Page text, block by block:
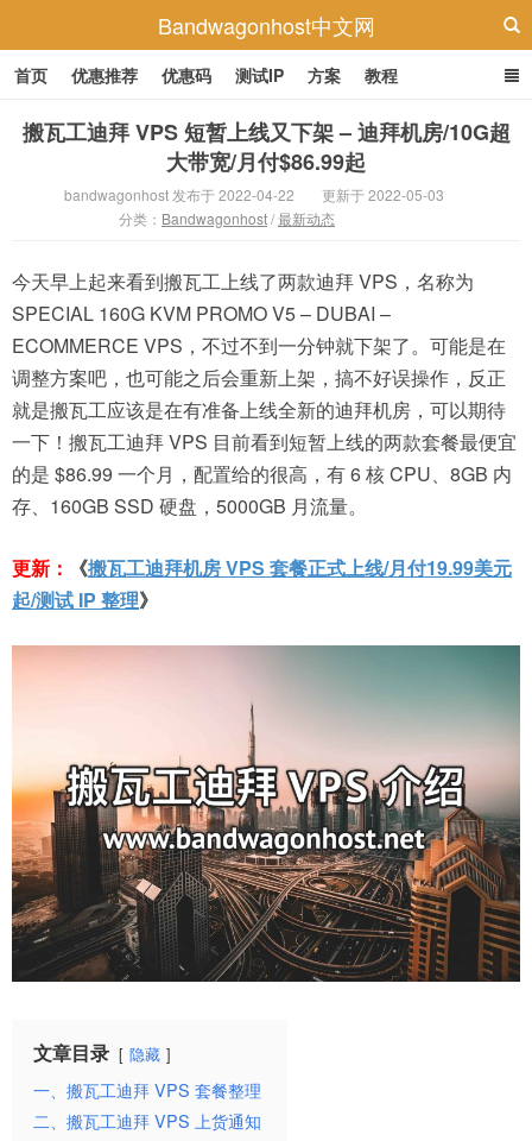
Bandwagonhost中文网
首页 优惠推荐 优惠码 测试IP 方案 教程
搬瓦工迪拜 VPS 短暂上线又下架 – 迪拜机房/10G超
大带宽/月付$86.99起
bandwagonhost 发布于 2022-04-22
更新于 2022-05-03
分类： Bandwagonhost/最新动态
今天早上起来看到搬瓦工上线了两款迪拜 VPS，名称为
SPECIAL 160G KVM PROMO V5 – DUBAI –
ECOMMERCE VPS，不过不到一分钟就下架了。可能是在
调整方案吧，也可能之后会重新上架，搞不好误操作，反正
就是搬瓦工应该是在有准备上线全新的迪拜机房，可以期待
一下！搬瓦工迪拜 VPS 目前看到短暂上线的两款套餐最便宜
的是 $86.99 一个月，配置给的很高，有 6 核 CPU、8GB 内
存、160GB SSD 硬盘，5000GB 月流量。
更新： 《搬瓦工迪拜机房 VPS 套餐正式上线/月付19.99美元
起/测试 IP 整理》
文章目录 隐藏
一、搬瓦工迪拜 VPS 套餐整理
二、搬瓦工迪拜 VPS 上货通知